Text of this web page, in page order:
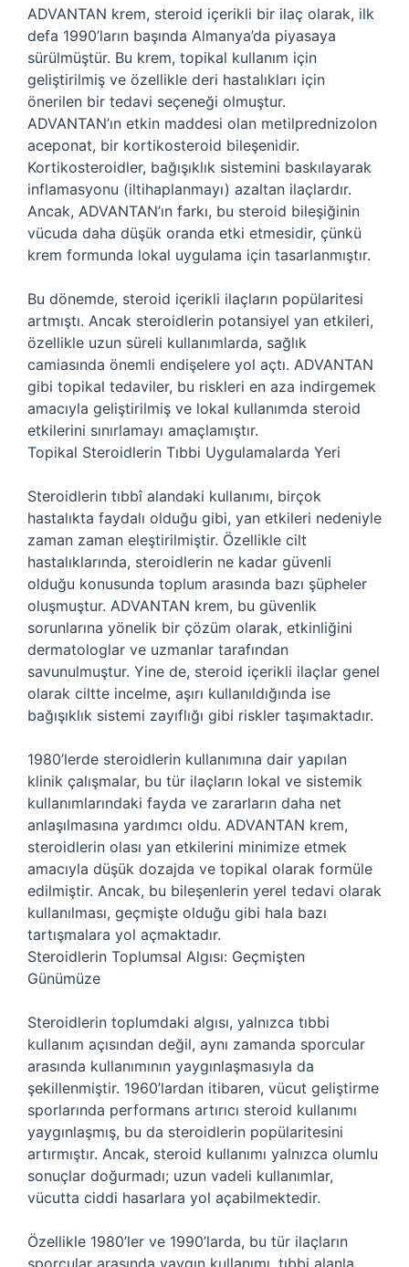
ADVANTAN krem, steroid içerikli bir ilaç olarak, ilk
defa 1990’ların başında Almanya’da piyasaya
sürülmüştür. Bu krem, topikal kullanım için
geliştirilmiş ve özellikle deri hastalıkları için
önerilen bir tedavi seçeneği olmuştur.
ADVANTAN’ın etkin maddesi olan metilprednizolon
aceponat, bir kortikosteroid bileşenidir.
Kortikosteroidler, bağışıklık sistemini baskılayarak
inflamasyonu (iltihaplanmayı) azaltan ilaçlardır.
Ancak, ADVANTAN’ın farkı, bu steroid bileşiğinin
vücuda daha düşük oranda etki etmesidir, çünkü
krem formunda lokal uygulama için tasarlanmıştır.
Bu dönemde, steroid içerikli ilaçların popülaritesi
artmıştı. Ancak steroidlerin potansiyel yan etkileri,
özellikle uzun süreli kullanımlarda, sağlık
camiasında önemli endişelere yol açtı. ADVANTAN
gibi topikal tedaviler, bu riskleri en aza indirgemek
amacıyla geliştirilmiş ve lokal kullanımda steroid
etkilerini sınırlamayı amaçlamıştır.
Topikal Steroidlerin Tıbbi Uygulamalarda Yeri
Steroidlerin tıbbî alandaki kullanımı, birçok
hastalıkta faydalı olduğu gibi, yan etkileri nedeniyle
zaman zaman eleştirilmiştir. Özellikle cilt
hastalıklarında, steroidlerin ne kadar güvenli
olduğu konusunda toplum arasında bazı şüpheler
oluşmuştur. ADVANTAN krem, bu güvenlik
sorunlarına yönelik bir çözüm olarak, etkinliğini
dermatologlar ve uzmanlar tarafından
savunulmuştur. Yine de, steroid içerikli ilaçlar genel
olarak ciltte incelme, aşırı kullanıldığında ise
bağışıklık sistemi zayıflığı gibi riskler taşımaktadır.
1980’lerde steroidlerin kullanımına dair yapılan
klinik çalışmalar, bu tür ilaçların lokal ve sistemik
kullanımlarındaki fayda ve zararların daha net
anlaşılmasına yardımcı oldu. ADVANTAN krem,
steroidlerin olası yan etkilerini minimize etmek
amacıyla düşük dozajda ve topikal olarak formüle
edilmiştir. Ancak, bu bileşenlerin yerel tedavi olarak
kullanılması, geçmişte olduğu gibi hala bazı
tartışmalara yol açmaktadır.
Steroidlerin Toplumsal Algısı: Geçmişten
Günümüze
Steroidlerin toplumdaki algısı, yalnızca tıbbi
kullanım açısından değil, aynı zamanda sporcular
arasında kullanımının yaygınlaşmasıyla da
şekillenmiştir. 1960’lardan itibaren, vücut geliştirme
sporlarında performans artırıcı steroid kullanımı
yaygınlaşmış, bu da steroidlerin popülaritesini
artırmıştır. Ancak, steroid kullanımı yalnızca olumlu
sonuçlar doğurmadı; uzun vadeli kullanımlar,
vücutta ciddi hasarlara yol açabilmektedir.
Özellikle 1980’ler ve 1990’larda, bu tür ilaçların
sporcular arasında yaygın kullanımı, tıbbi alanla